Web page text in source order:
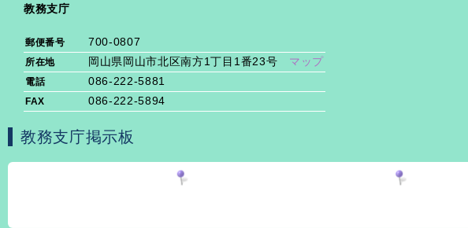
教務支庁
郵便番号 700-0807
所在地 岡山県岡山市北区南方1丁目1番23号 マップ
電話 086-222-5881
FAX 086-222-5894
教務支庁掲示板